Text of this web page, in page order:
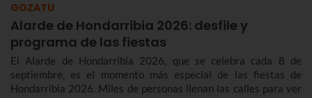
GOZATU
Alarde de Hondarribia 2026: desfile y
programa de las fiestas
El Alarde de Hondarribia 2026, que se celebra cada 8 de
septiembre, es el momento más especial de las fiestas de
Hondarribia 2026. Miles de personas llenan las calles para ver